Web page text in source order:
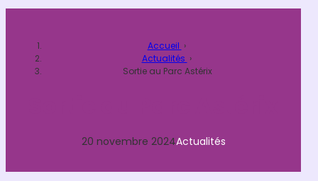
Accueil ›
Actualités ›
Sortie au Parc Astérix
20 novembre 2024Actualités